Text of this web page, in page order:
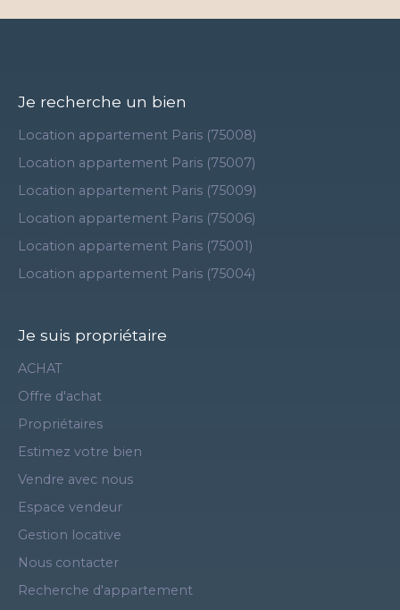
Je recherche un bien
Location appartement Paris (75008)
Location appartement Paris (75007)
Location appartement Paris (75009)
Location appartement Paris (75006)
Location appartement Paris (75001)
Location appartement Paris (75004)
Je suis propriétaire
ACHAT
Offre d'achat
Propriétaires
Estimez votre bien
Vendre avec nous
Espace vendeur
Gestion locative
Nous contacter
Recherche d'appartement